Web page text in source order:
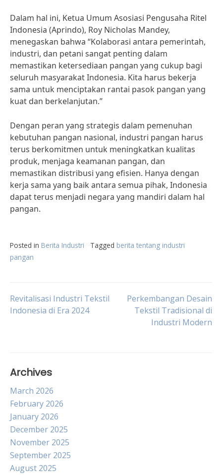
Dalam hal ini, Ketua Umum Asosiasi Pengusaha Ritel
Indonesia (Aprindo), Roy Nicholas Mandey,
menegaskan bahwa “Kolaborasi antara pemerintah,
industri, dan petani sangat penting dalam
memastikan ketersediaan pangan yang cukup bagi
seluruh masyarakat Indonesia. Kita harus bekerja
sama untuk menciptakan rantai pasok pangan yang
kuat dan berkelanjutan.”
Dengan peran yang strategis dalam pemenuhan
kebutuhan pangan nasional, industri pangan harus
terus berkomitmen untuk meningkatkan kualitas
produk, menjaga keamanan pangan, dan
memastikan distribusi yang efisien. Hanya dengan
kerja sama yang baik antara semua pihak, Indonesia
dapat terus menjadi negara yang mandiri dalam hal
pangan.
Posted in Berita Industri Tagged berita tentang industri
pangan
Post
Revitalisasi Industri Tekstil
Indonesia di Era 2024
Perkembangan Desain
Tekstil Tradisional di
Industri Modern
Archives
March 2026
February 2026
January 2026
December 2025
November 2025
September 2025
August 2025